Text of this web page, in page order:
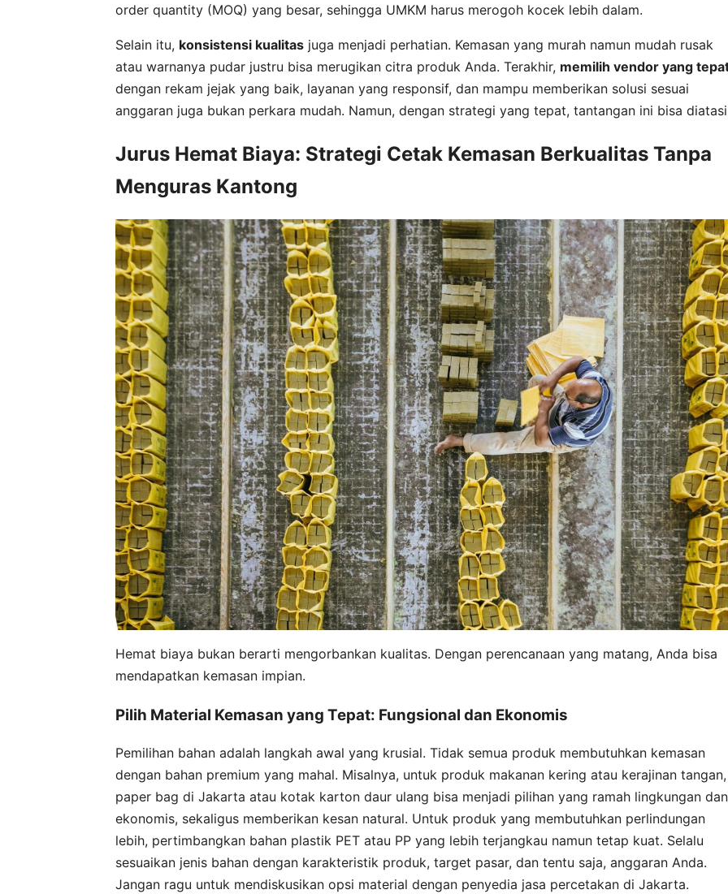
order quantity (MOQ) yang besar, sehingga UMKM harus merogoh kocek lebih dalam.
Selain itu, konsistensi kualitas juga menjadi perhatian. Kemasan yang murah namun mudah rusak
atau warnanya pudar justru bisa merugikan citra produk Anda. Terakhir, memilih vendor yang
dengan rekam jejak yang baik, layanan yang responsif, dan mampu memberikan solusi sesuai
anggaran juga bukan perkara mudah. Namun, dengan strategi yang tepat, tantangan ini bisa
Jurus Hemat Biaya: Strategi Cetak Kemasan Berkualitas Tanpa
Menguras Kantong
Hemat biaya bukan berarti mengorbankan kualitas. Dengan perencanaan yang matang, Anda bisa
mendapatkan kemasan impian.
Pilih Material Kemasan yang Tepat: Fungsional dan Ekonomis
Pemilihan bahan adalah langkah awal yang krusial. Tidak semua produk membutuhkan kemasan
dengan bahan premium yang mahal. Misalnya, untuk produk makanan kering atau kerajinan tangan,
paper bag di Jakarta atau kotak karton daur ulang bisa menjadi pilihan yang ramah lingkungan dan
ekonomis, sekaligus memberikan kesan natural. Untuk produk yang membutuhkan perlindungan
lebih, pertimbangkan bahan plastik PET atau PP yang lebih terjangkau namun tetap kuat. Selalu
sesuaikan jenis bahan dengan karakteristik produk, target pasar, dan tentu saja, anggaran Anda.
Jangan ragu untuk mendiskusikan opsi material dengan penyedia jasa percetakan di Jakarta.